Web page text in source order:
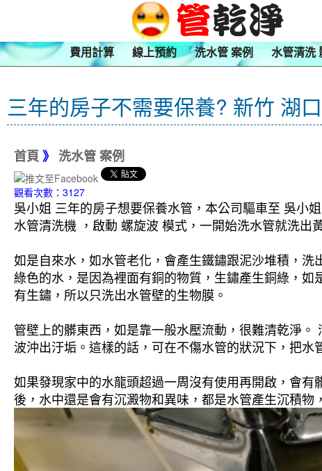
費用計算 線上預約 洗水管 案例 水管清洗
三年的房子不需要保養? 新竹 湖
首頁 》 洗水管 案例
觀看次數：3127
吳小姐 三年的房子想要保養水管，本公司驅車至 吳小
水管清洗機 ，啟動 螺旋波 模式，一開始洗水管就洗出
如是自來水，如水管老化，會產生鐵鏽跟泥沙堆積，
綠色的水，是因為裡面有銅的物質，生鏽產生銅綠，
有生鏽，所以只洗出水管壁的生物膜。
管壁上的髒東西，如是靠一般水壓流動，很難清乾淨
波沖出汙垢。這樣的話，可在不傷水管的狀況下，把水
如果發現家中的水龍頭超過一周沒有使用再開啟，會
後，水中還是會有沉澱物和異味，都是水管產生沉積物